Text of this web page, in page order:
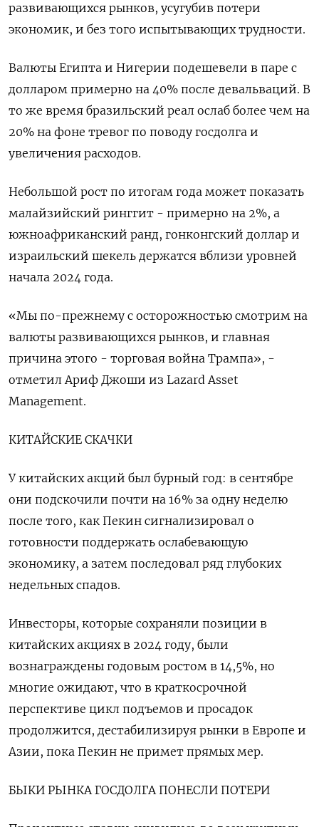
развивающихся рынков, усугубив потери
экономик, и без того испытывающих трудности.
Валюты Египта и Нигерии подешевели в паре с
долларом примерно на 40% после девальваций. В
то же время бразильский реал ослаб более чем на
20% на фоне тревог по поводу госдолга и
увеличения расходов.
Небольшой рост по итогам года может показать
малайзийский ринггит - примерно на 2%, а
южноафриканский ранд, гонконгский доллар и
израильский шекель держатся вблизи уровней
начала 2024 года.
«Мы по-прежнему с осторожностью смотрим на
валюты развивающихся рынков, и главная
причина этого - торговая война Трампа», -
отметил Ариф Джоши из Lazard Asset
Management.
КИТАЙСКИЕ СКАЧКИ
У китайских акций был бурный год: в сентябре
они подскочили почти на 16% за одну неделю
после того, как Пекин сигнализировал о
готовности поддержать ослабевающую
экономику, а затем последовал ряд глубоких
недельных спадов.
Инвесторы, которые сохраняли позиции в
китайских акциях в 2024 году, были
вознаграждены годовым ростом в 14,5%, но
многие ожидают, что в краткосрочной
перспективе цикл подъемов и просадок
продолжится, дестабилизируя рынки в Европе и
Азии, пока Пекин не примет прямых мер.
БЫКИ РЫНКА ГОСДОЛГА ПОНЕСЛИ ПОТЕРИ